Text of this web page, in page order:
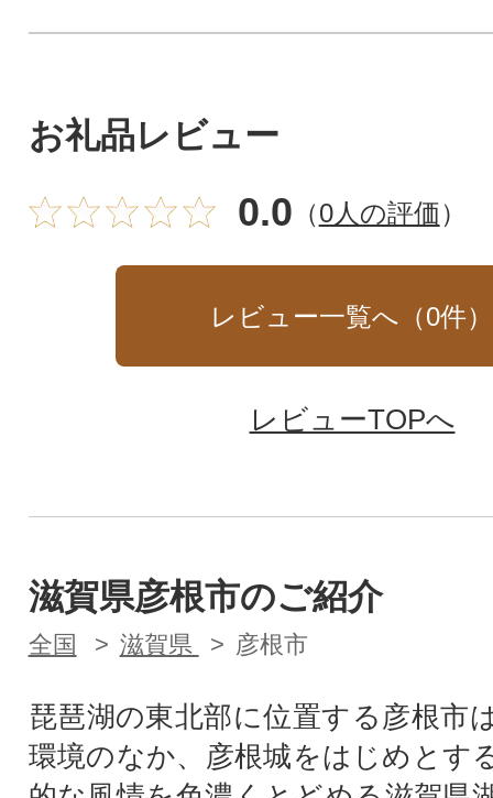
お礼品レビュー
0.0 （0人の評価）
レビュー一覧へ（0件）
レビューTOPへ
滋賀県彦根市のご紹介
全国 滋賀県 彦根市
琵琶湖の東北部に位置する彦根市
環境のなか、彦根城をはじめとす